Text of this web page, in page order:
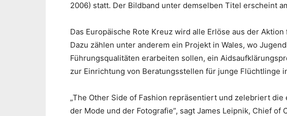
2006) statt. Der Bildband unter demselben Titel erscheint
Das Europäische Rote Kreuz wird alle Erlöse aus der
Dazu zählen unter anderem ein Projekt in Wales, wo
Führungsqualitäten erarbeiten sollen, ein
zur Einrichtung von Beratungsstellen für junge Flüchtlinge
„The Other Side of Fashion repräsentiert und zelebriert
der Mode und der Fotografie”, sagt James Leipnik, Chief of